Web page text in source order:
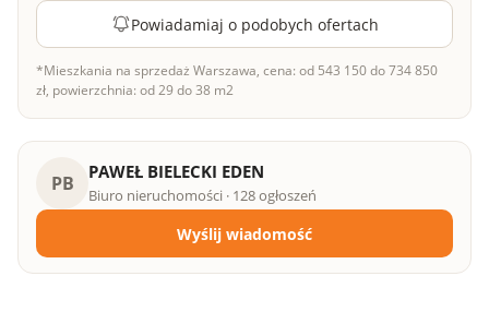
Powiadamiaj o podobych ofertach
*Mieszkania na sprzedaż Warszawa, cena: od 543 150 do 734 850
zł, powierzchnia: od 29 do 38 m2
PB
PAWEŁ BIELECKI EDEN
Biuro nieruchomości · 128 ogłoszeń
Wyślij wiadomość